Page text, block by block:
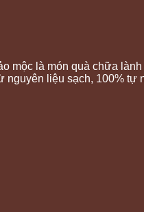
mộc là món quà chữa
liệu sạch, 100%